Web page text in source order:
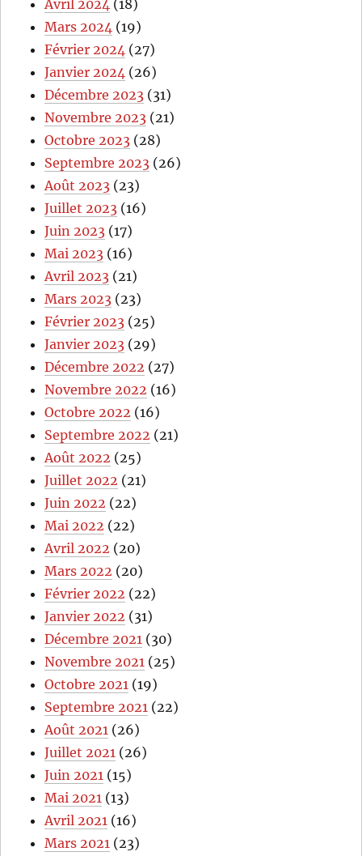
Avril 2024 (18)
Mars 2024 (19)
Février 2024 (27)
Janvier 2024 (26)
Décembre 2023 (31)
Novembre 2023 (21)
Octobre 2023 (28)
Septembre 2023 (26)
Août 2023 (23)
Juillet 2023 (16)
Juin 2023 (17)
Mai 2023 (16)
Avril 2023 (21)
Mars 2023 (23)
Février 2023 (25)
Janvier 2023 (29)
Décembre 2022 (27)
Novembre 2022 (16)
Octobre 2022 (16)
Septembre 2022 (21)
Août 2022 (25)
Juillet 2022 (21)
Juin 2022 (22)
Mai 2022 (22)
Avril 2022 (20)
Mars 2022 (20)
Février 2022 (22)
Janvier 2022 (31)
Décembre 2021 (30)
Novembre 2021 (25)
Octobre 2021 (19)
Septembre 2021 (22)
Août 2021 (26)
Juillet 2021 (26)
Juin 2021 (15)
Mai 2021 (13)
Avril 2021 (16)
Mars 2021 (23)